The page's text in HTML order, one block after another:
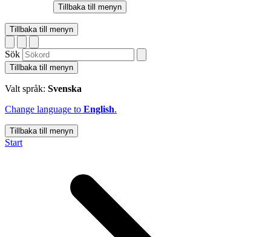
Tillbaka till menyn
Tillbaka till menyn
Sök
Tillbaka till menyn
Valt språk: Svenska
Change language to English.
Tillbaka till menyn
Start